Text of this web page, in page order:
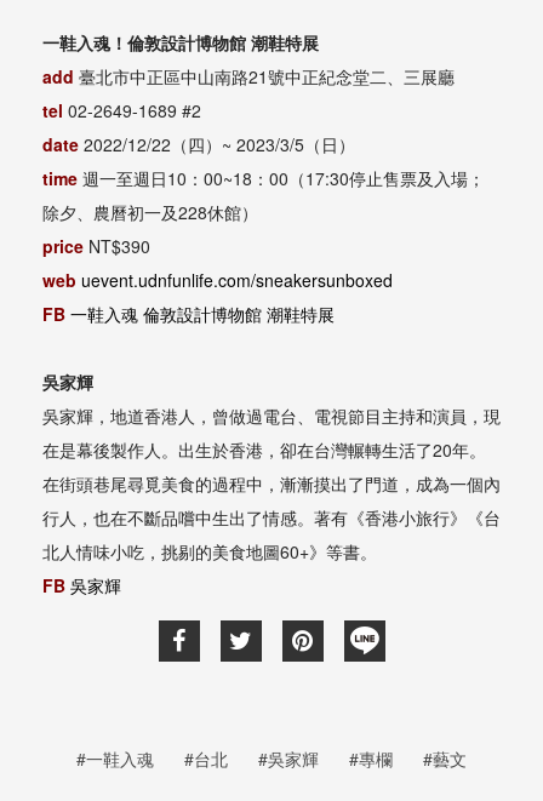
一鞋入魂！倫敦設計博物館 潮鞋特展
add 臺北市中正區中山南路21號中正紀念堂二、三展廳
tel 02-2649-1689 #2
date 2022/12/22（四）~ 2023/3/5（日）
time 週一至週日10：00~18：00（17:30停止售票及入場；
除夕、農曆初一及228休館）
price NT$390
web uevent.udnfunlife.com/sneakersunboxed
FB 一鞋入魂 倫敦設計博物館 潮鞋特展
吳家輝
吳家輝，地道香港人，曾做過電台、電視節目主持和演員，現
在是幕後製作人。出生於香港，卻在台灣輾轉生活了20年。
在街頭巷尾尋覓美食的過程中，漸漸摸出了門道，成為一個內
行人，也在不斷品嚐中生出了情感。著有《香港小旅行》《台
北人情味小吃，挑剔的美食地圖60+》等書。
FB 吳家輝
#一鞋入魂 #台北 #吳家輝 #專欄 #藝文